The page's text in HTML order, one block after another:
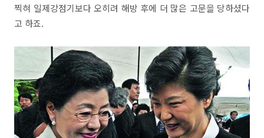
찍혀 일제강점기보다 오히려 해방 후에 더 많은 고문을 당하셨다
고 하죠.